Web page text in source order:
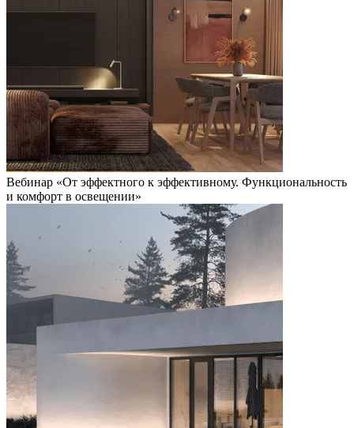
Вебинар «От эффектного к эффективному. Функциональность
и комфорт в освещении»